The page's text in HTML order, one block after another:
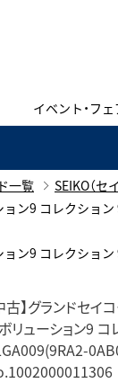
ト
シュトローム
いて
検索
こちら
イベント・フェ
一覧
SEIKO（セ
ョン9 コレクシ
ョン9 コレクシ
古】グランドセイ
リューション9 コ